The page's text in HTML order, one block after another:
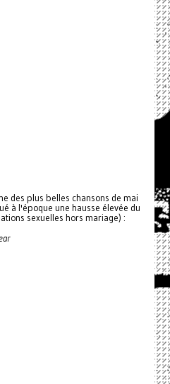
des plus belles chansons de mai
à l'époque une hausse élevée du
sexuelles hors mariage) :